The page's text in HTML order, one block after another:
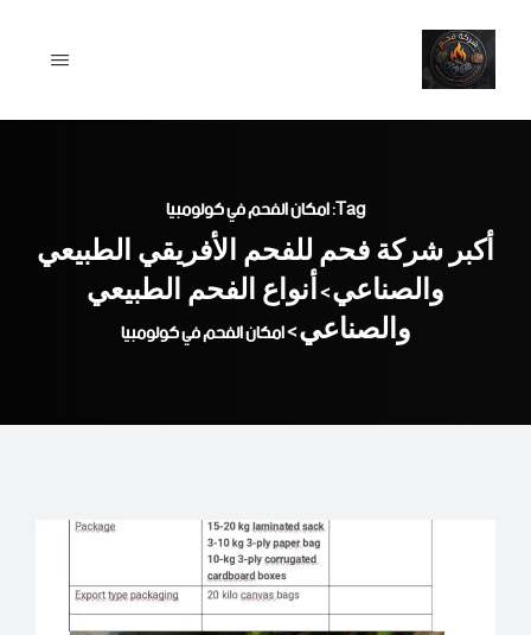
content
Tag: امكان الفحم في كولومبيا
أكبر شركة فحم للفحم الأفريقي الطبيعي
والصناعي>أنواع الفحم الطبيعي
والصناعي>امكان الفحم في كولومبيا